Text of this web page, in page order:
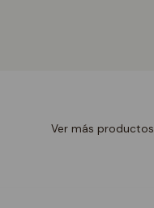
Ver más productos